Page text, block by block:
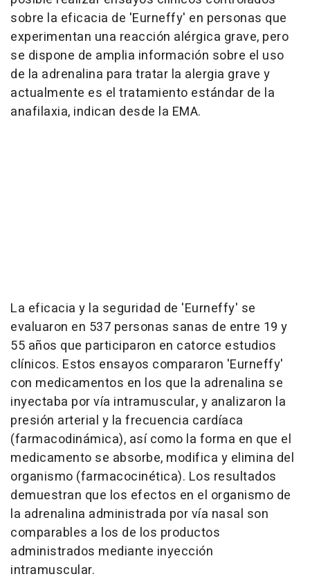
sobre la eficacia de 'Eurneffy' en personas que
experimentan una reacción alérgica grave, pero
se dispone de amplia información sobre el uso
de la adrenalina para tratar la alergia grave y
actualmente es el tratamiento estándar de la
anafilaxia, indican desde la EMA.
La eficacia y la seguridad de 'Eurneffy' se
evaluaron en 537 personas sanas de entre 19 y
55 años que participaron en catorce estudios
clínicos. Estos ensayos compararon 'Eurneffy'
con medicamentos en los que la adrenalina se
inyectaba por vía intramuscular, y analizaron la
presión arterial y la frecuencia cardíaca
(farmacodinámica), así como la forma en que el
medicamento se absorbe, modifica y elimina del
organismo (farmacocinética). Los resultados
demuestran que los efectos en el organismo de
la adrenalina administrada por vía nasal son
comparables a los de los productos
administrados mediante inyección
intramuscular.